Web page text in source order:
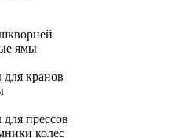
ямы
для кранов
прессов
колес